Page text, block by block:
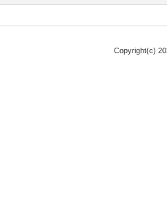
Copyright(c)